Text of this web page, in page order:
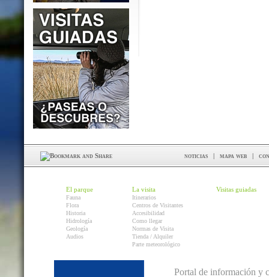
noticias | mapa web |
El parque
Fauna
Flora
Historia
Hidrología
Geología
Audios
La visita
Itinerarios
Centros de Visitantes
Accesibilidad
Como llegar
Normas de Visita
Tienda / Alquiler
Parte meteorológico
Visitas guiadas
Portal de información y